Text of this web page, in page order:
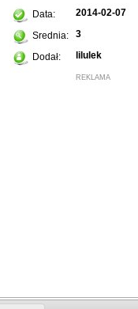
Data: 2014-02-07
Srednia: 3
Dodał: lilulek
REKLAMA